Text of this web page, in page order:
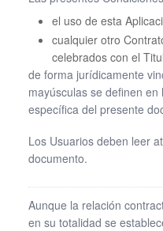
el uso de esta
cualquier otro
celebrados con el
de forma jurídicamente
mayúsculas se definen
específica del presente
Los Usuarios deben leer
documento.
Aunque la relación
en su totalidad se